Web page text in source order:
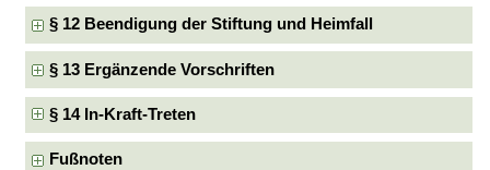
§ 12 Beendigung der Stiftung und Heimfall
§ 13 Ergänzende Vorschriften
§ 14 In-Kraft-Treten
Fußnoten